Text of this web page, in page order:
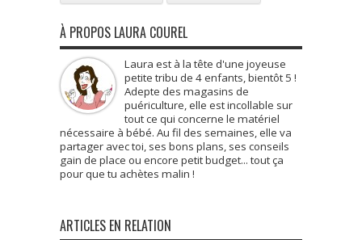
À PROPOS LAURA COUREL
Laura est à la tête d'une joyeuse
petite tribu de 4 enfants, bientôt 5 !
Adepte des magasins de
puériculture, elle est incollable sur
tout ce qui concerne le matériel
nécessaire à bébé. Au fil des semaines, elle va
partager avec toi, ses bons plans, ses conseils
gain de place ou encore petit budget... tout ça
pour que tu achètes malin !
ARTICLES EN RELATION